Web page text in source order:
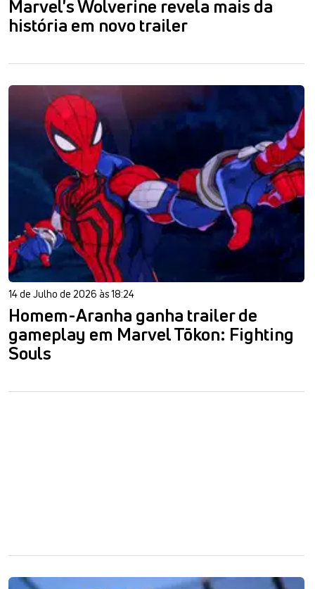
Marvel's Wolverine revela mais da
história em novo trailer
14 de Julho de 2026 às 18:24
Homem-Aranha ganha trailer de
gameplay em Marvel Tōkon: Fighting
Souls